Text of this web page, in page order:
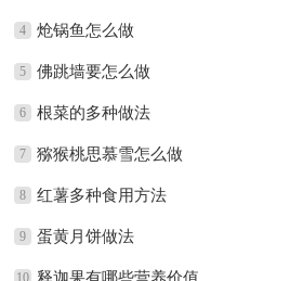
4 炝锅鱼怎么做
5 佛跳墙要怎么做
6 根菜的多种做法
7 猕猴桃思慕雪怎么做
8 红薯多种食用方法
9 蛋黄月饼做法
10